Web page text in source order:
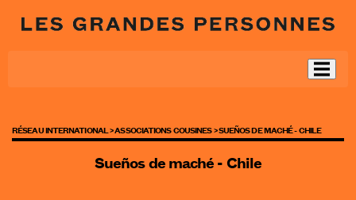
RÉSEAU INTERNATIONAL >ASSOCIATIONS COUSINES >SUEÑOS DE MACHÉ - CHILE
Sueños de maché - Chile